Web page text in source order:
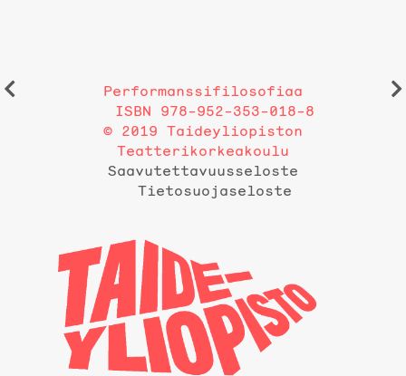
Performanssifilosofiaa
ISBN 978-952-353-018-8
© 2019 Taideyliopiston
Teatterikorkeakoulu
Saavutettavuusseloste
Tietosuojaseloste